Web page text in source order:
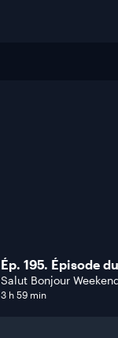
Ép. 195. Épisode
Salut Bonjour
3 h 59 min